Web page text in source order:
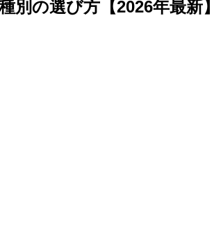
別の選び方【2026年最新